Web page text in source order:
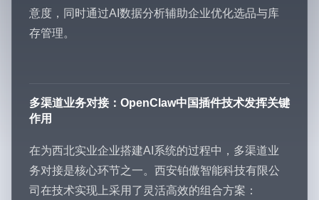
意度，同时通过AI数据分析辅助企业优化选品与库
存管理。
多渠道业务对接：OpenClaw中国插件技术发挥关键
作用
在为西北实业企业搭建AI系统的过程中，多渠道业
务对接是核心环节之一。西安铂傲智能科技有限公
司在技术实现上采用了灵活高效的组合方案：